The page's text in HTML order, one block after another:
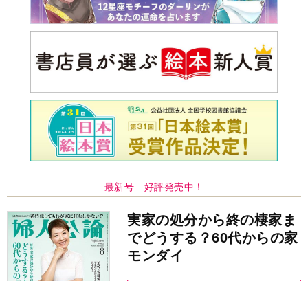
最新号 好評発売中！
実家の処分から終の棲家ま
でどうする？60代からの家
モンダイ